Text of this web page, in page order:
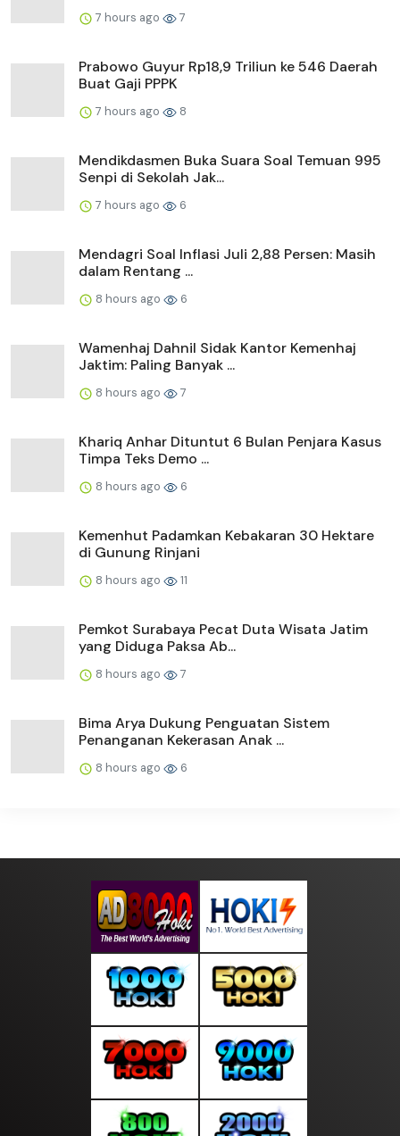
7 hours ago 7
Prabowo Guyur Rp18,9 Triliun ke 546 Daerah
Buat Gaji PPPK
7 hours ago 8
Mendikdasmen Buka Suara Soal Temuan 995
Senpi di Sekolah Jak...
7 hours ago 6
Mendagri Soal Inflasi Juli 2,88 Persen: Masih
dalam Rentang ...
8 hours ago 6
Wamenhaj Dahnil Sidak Kantor Kemenhaj
Jaktim: Paling Banyak ...
8 hours ago 7
Khariq Anhar Dituntut 6 Bulan Penjara Kasus
Timpa Teks Demo ...
8 hours ago 6
Kemenhut Padamkan Kebakaran 30 Hektare
di Gunung Rinjani
8 hours ago 11
Pemkot Surabaya Pecat Duta Wisata Jatim
yang Diduga Paksa Ab...
8 hours ago 7
Bima Arya Dukung Penguatan Sistem
Penanganan Kekerasan Anak ...
8 hours ago 6